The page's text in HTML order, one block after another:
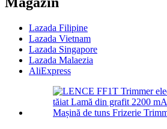
Lazada Filipine
Lazada Vietnam
Lazada Singapore
Lazada Malaezia
AliExpress